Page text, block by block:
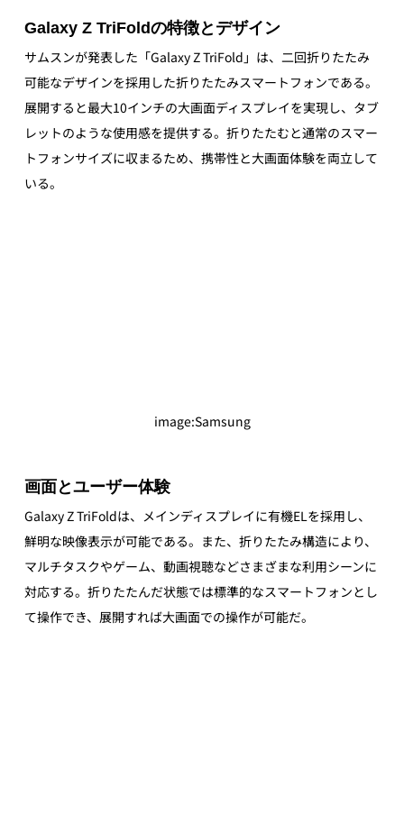
Galaxy Z TriFoldの特徴とデザイン
サムスンが発表した「Galaxy Z TriFold」は、二回折りたたみ
可能なデザインを採用した折りたたみスマートフォンである。
展開すると最大10インチの大画面ディスプレイを実現し、タブ
レットのような使用感を提供する。折りたたむと通常のスマー
トフォンサイズに収まるため、携帯性と大画面体験を両立して
いる。
image:Samsung
画面とユーザー体験
Galaxy Z TriFoldは、メインディスプレイに有機ELを採用し、
鮮明な映像表示が可能である。また、折りたたみ構造により、
マルチタスクやゲーム、動画視聴などさまざまな利用シーンに
対応する。折りたたんだ状態では標準的なスマートフォンとし
て操作でき、展開すれば大画面での操作が可能だ。